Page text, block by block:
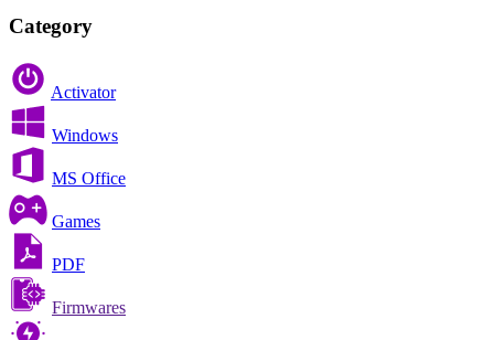
Category
Activator
Windows
MS Office
Games
PDF
Firmwares